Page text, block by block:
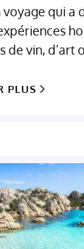
voyage qui a
de vin, d’art
PLUS